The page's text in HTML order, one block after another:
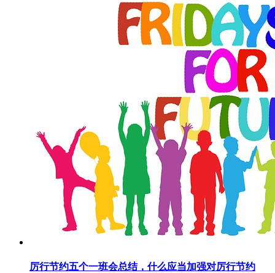
厉行节约五个一班会总结，什么应当加强对厉行节约